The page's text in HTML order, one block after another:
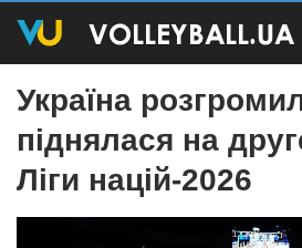
Україна
піднялася на
Ліги націй-2026